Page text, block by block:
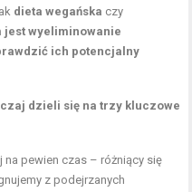
dieta wegańska czy
jest wyeliminowanie
ich potencjalny
dzieli się na trzy kluczowe
na pewien czas – różniący się
z podejrzanych